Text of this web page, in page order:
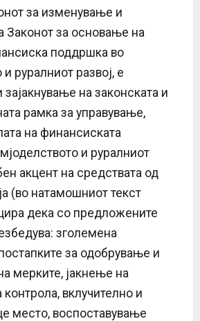
за изменување и
Законот за основање на
поддршка во
руралниот развој, е
на законската и
рамка за управување,
на финансиската
и руралниот
акцент на средствата од
(во натамошниот текст
дека со предложените
зголемена
за одобрување и
мерките, јакнење на
вклучително и
место, воспоставување